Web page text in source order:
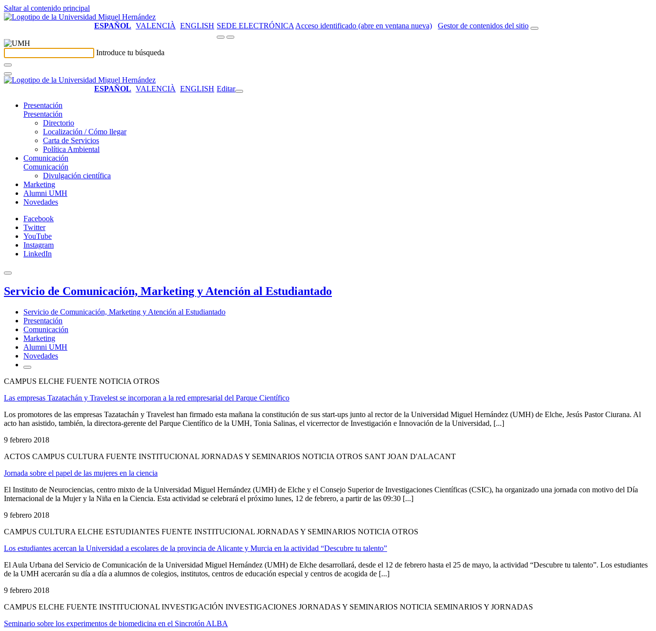
Saltar al contenido principal
ESPAÑOL VALENCIÀ ENGLISH SEDE ELECTRÓNICA Acceso identificado (abre en ventana nueva) Gestor de contenidos del sitio
Introduce tu búsqueda
ESPAÑOL VALENCIÀ ENGLISH Editar
Presentación
Presentación
Directorio
Localización / Cómo llegar
Carta de Servicios
Política Ambiental
Comunicación
Comunicación
Divulgación científica
Marketing
Alumni UMH
Novedades
Facebook
Twitter
YouTube
Instagram
LinkedIn
Servicio de Comunicación, Marketing y Atención al Estudiantado
Servicio de Comunicación, Marketing y Atención al Estudiantado
Presentación
Comunicación
Marketing
Alumni UMH
Novedades
CAMPUS ELCHE FUENTE NOTICIA OTROS
Las empresas Tazatachán y Travelest se incorporan a la red empresarial del Parque Científico
Los promotores de las empresas Tazatachán y Travelest han firmado esta mañana la constitución de sus start-ups junto al rector de la Universidad Miguel Hernández (UMH) de Elche, Jesús Pastor Ciurana. Al
acto han asistido, también, la directora-gerente del Parque Científico de la UMH, Tonia Salinas, el vicerrector de Investigación e Innovación de la Universidad, [...]
9 febrero 2018
ACTOS CAMPUS CULTURA FUENTE INSTITUCIONAL JORNADAS Y SEMINARIOS NOTICIA OTROS SANT JOAN D'ALACANT
Jornada sobre el papel de las mujeres en la ciencia
El Instituto de Neurociencias, centro mixto de la Universidad Miguel Hernández (UMH) de Elche y el Consejo Superior de Investigaciones Científicas (CSIC), ha organizado una jornada con motivo del Día
Internacional de la Mujer y la Niña en la Ciencia. Esta actividad se celebrará el próximo lunes, 12 de febrero, a partir de las 09:30 [...]
9 febrero 2018
CAMPUS CULTURA ELCHE ESTUDIANTES FUENTE INSTITUCIONAL JORNADAS Y SEMINARIOS NOTICIA OTROS
Los estudiantes acercan la Universidad a escolares de la provincia de Alicante y Murcia en la actividad “Descubre tu talento”
El Aula Urbana del Servicio de Comunicación de la Universidad Miguel Hernández (UMH) de Elche desarrollará, desde el 12 de febrero hasta el 25 de mayo, la actividad “Descubre tu talento”. Los estudiantes
de la UMH acercarán su día a día a alumnos de colegios, institutos, centros de educación especial y centros de acogida de [...]
9 febrero 2018
CAMPUS ELCHE FUENTE INSTITUCIONAL INVESTIGACIÓN INVESTIGACIONES JORNADAS Y SEMINARIOS NOTICIA SEMINARIOS Y JORNADAS
Seminario sobre los experimentos de biomedicina en el Sincrotón ALBA